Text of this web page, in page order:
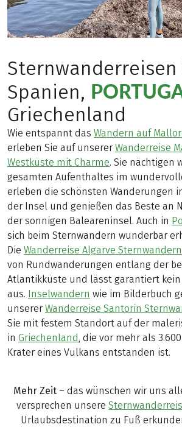
Sternwanderreisen
Spanien,
Griechenland
Wie entspannt das Wandern auf
erleben Sie auf unserer Wanderreise
Westküste mit Charme. Sie nächtigen
gesamten Aufenthaltes im
erleben die schönsten Wanderungen
der Insel und genießen das Beste an
der sonnigen Baleareninsel. Auch in
sich beim Sternwandern wunderbar
Die Wanderreise Algarve Sternwandern
von Rundwanderungen entlang der
Atlantikküste und lässt garantiert
aus. Inselwandern wie im Bilderbuch
unserer Wanderreise Santorin
Sie mit festem Standort auf der
in Griechenland , die vor mehr als
Krater eines Vulkans entstanden ist.
Mehr Zeit – das wünschen wir uns
versprechen unsere
Urlaubsdestination zu Fuß